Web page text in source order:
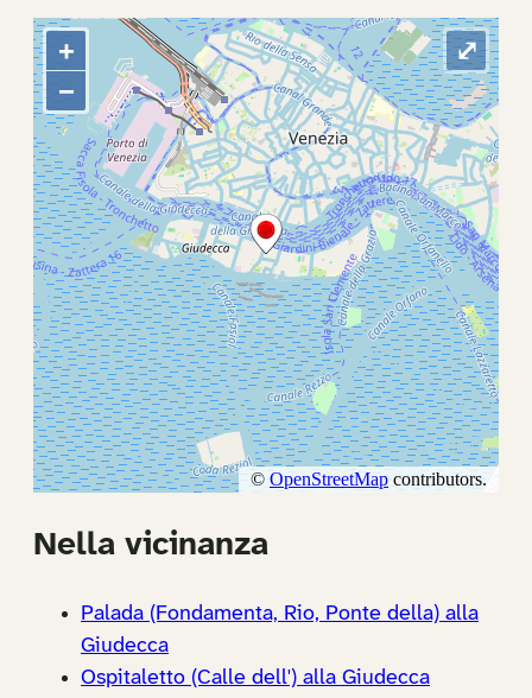
Nella vicinanza
Palada (Fondamenta, Rio, Ponte della) alla
Giudecca
Ospitaletto (Calle dell') alla Giudecca